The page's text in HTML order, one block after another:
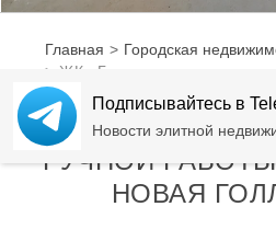
Главная Городская
ЖК «Голландия» — дом
ЖК
РУЧНОЙ
НОВАЯ
Подписывайтесь в
Новости элитной